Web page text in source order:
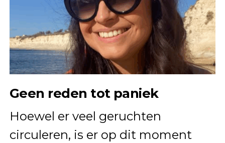
Geen reden tot paniek
Hoewel er veel geruchten
circuleren, is er op dit moment